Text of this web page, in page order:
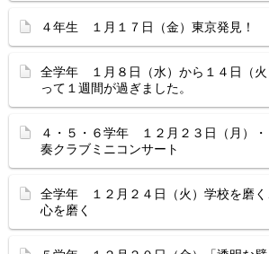
４年生 １月１７日（金）東京発見！
全学年 １月８日（水）から１４日（火
って１週間が過ぎました。
４・５・６学年 １２月２３日（月）・
奏クラブミニコンサート
全学年 １２月２４日（火）学校を磨く
心を磨く